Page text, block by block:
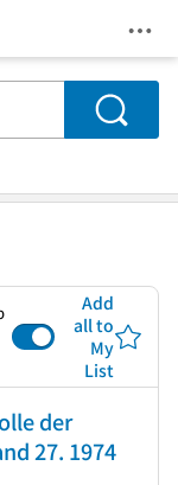
Search
Add
all to
My
List
der
27. 1974